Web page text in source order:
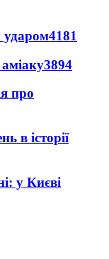
ударом4181
3894
про
в історії
у Києві